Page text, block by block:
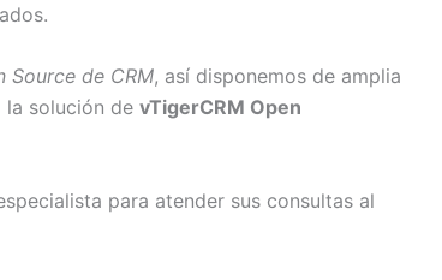
Source de CRM, así disponemos de amplia
solución de vTigerCRM Open
para atender sus consultas al